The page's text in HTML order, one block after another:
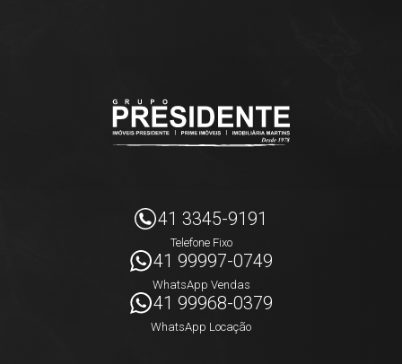
41 3345-9191
Telefone Fixo
41 99997-0749
WhatsApp Vendas
41 99968-0379
WhatsApp Locação